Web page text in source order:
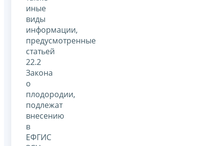
иные
виды
информации,
предусмотренные
статьей
22.2
Закона
о
плодородии,
подлежат
внесению
в
ЕФГИС